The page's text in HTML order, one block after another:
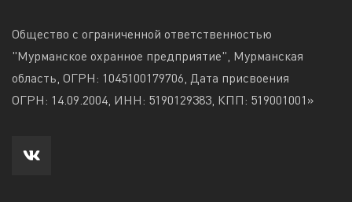
Общество с ограниченной ответственностью
"Мурманское охранное предприятие", Мурманская
область, ОГРН: 1045100179706, Дата присвоения
ОГРН: 14.09.2004, ИНН: 5190129383, КПП: 519001001»